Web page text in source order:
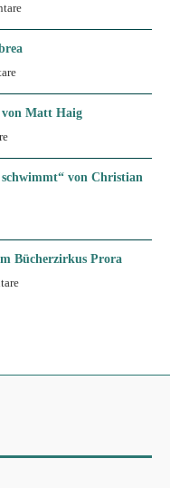
Matt Haig
von Christian
Bücherzirkus Prora